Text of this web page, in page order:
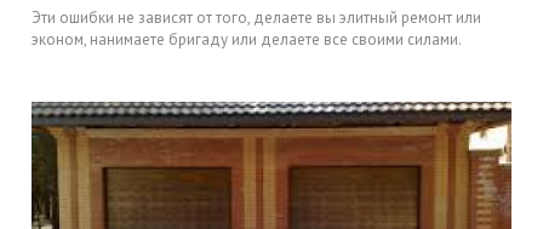
Эти ошибки не зависят от того, делаете вы элитный ремонт или
эконом, нанимаете бригаду или делаете все своими силами.